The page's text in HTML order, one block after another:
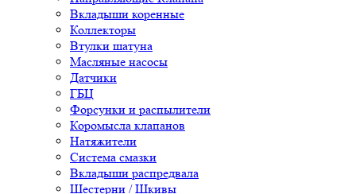
Вкладыши коренные
Коллекторы
Втулки шатуна
Масляные насосы
Датчики
ГБЦ
Форсунки и распылители
Коромысла клапанов
Натяжители
Система смазки
Вкладыши распредвала
Шестерни / Шкивы